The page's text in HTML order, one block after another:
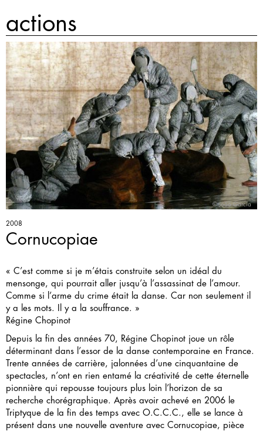
actions
© João Garcia
2008
Cornucopiae
« C’est comme si je m’étais construite selon un idéal du
mensonge, qui pourrait aller jusqu’à l’assassinat de l’amour.
Comme si l’arme du crime était la danse. Car non seulement il
y a les mots. Il y a la souffrance. »
Régine Chopinot
Depuis la fin des années 70, Régine Chopinot joue un rôle
déterminant dans l’essor de la danse contemporaine en France.
Trente années de carrière, jalonnées d’une cinquantaine de
spectacles, n’ont en rien entamé la créativité de cette éternelle
pionnière qui repousse toujours plus loin l’horizon de sa
recherche chorégraphique. Après avoir achevé en 2006 le
Triptyque de la fin des temps avec O.C.C.C., elle se lance à
présent dans une nouvelle aventure avec Cornucopiae, pièce